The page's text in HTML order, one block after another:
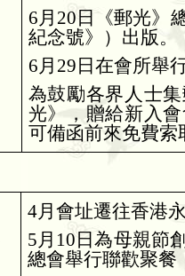
6 月 20日《郵光》
紀念號》）出版。
6 月 29 日在會所舉
為鼓勵各界人士
光》，贈給新入
可備函前來免費索
4月會址遷往香港
5 月 10日為母親節
總會舉行聯歡聚餐